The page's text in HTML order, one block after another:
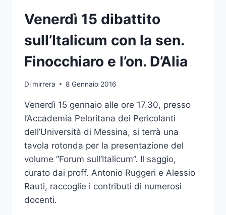
PRESENTAZIONE
DEL
VOLUME
“FORUM
SULL’ITALICUM”
Venerdì 15 dibattito
sull’Italicum con la sen.
Finocchiaro e l’on. D’Alia
Di mirrera 8 Gennaio 2016
Venerdì 15 gennaio alle ore 17.30, presso
l’Accademia Peloritana dei Pericolanti
dell’Università di Messina, si terrà una
tavola rotonda per la presentazione del
volume “Forum sull’Italicum”. Il saggio,
curato dai proff. Antonio Ruggeri e Alessio
Rauti, raccoglie i contributi di numerosi
docenti.